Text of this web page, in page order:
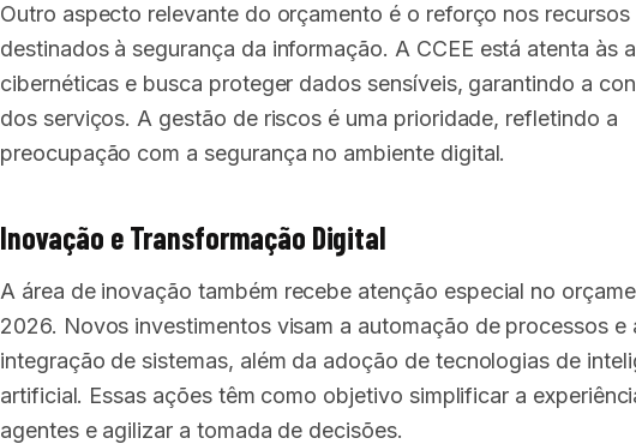
Outro aspecto relevante do orçamento é o reforço nos recursos
destinados à segurança da informação. A CCEE está atenta às
cibernéticas e busca proteger dados sensíveis, garantindo a
dos serviços. A gestão de riscos é uma prioridade, refletindo a
preocupação com a segurança no ambiente digital.
Inovação e Transformação Digital
A área de inovação também recebe atenção especial no
2026. Novos investimentos visam a automação de processos e
integração de sistemas, além da adoção de tecnologias de
artificial. Essas ações têm como objetivo simplificar a
agentes e agilizar a tomada de decisões.